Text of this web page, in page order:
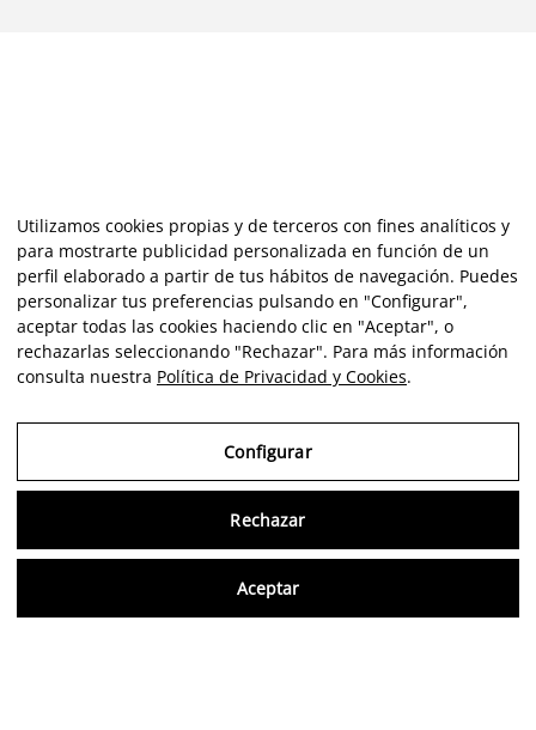
Utilizamos cookies propias y de terceros con fines analíticos y
para mostrarte publicidad personalizada en función de un
perfil elaborado a partir de tus hábitos de navegación. Puedes
personalizar tus preferencias pulsando en "Configurar",
aceptar todas las cookies haciendo clic en "Aceptar", o
rechazarlas seleccionando "Rechazar". Para más información
consulta nuestra Política de Privacidad y Cookies.
Configurar
Rechazar
Aceptar